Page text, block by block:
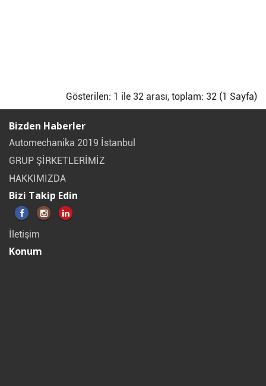
Gösterilen: 1 ile 32 arası, toplam: 32 (1 Sayfa)
Bizden Haberler
Automechanika 2019 İstanbul
GRUP ŞİRKETLERİMİZ
HAKKIMIZDA
Bizi Takip Edin
İletişim
Konum